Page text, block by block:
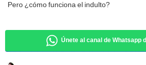
Pero ¿cómo funciona el indulto?
Únete al canal de Whatsapp